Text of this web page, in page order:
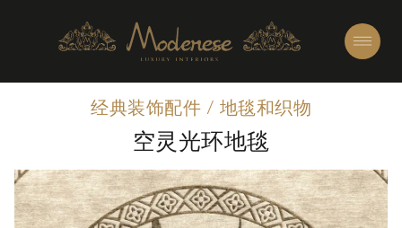
经典装饰配件 / 地毯和织物
空灵光环地毯